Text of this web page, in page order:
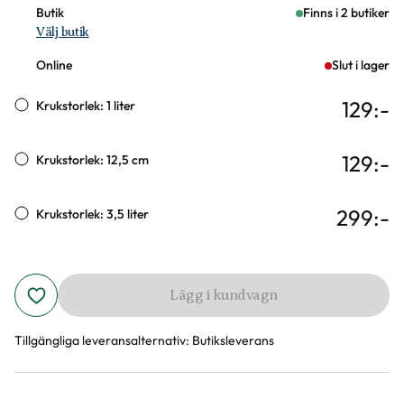
Butik Finns i 2 butiker
Välj butik
Online Slut i lager
Krukstorlek: 1 liter 129:-
Krukstorlek: 12,5 cm 129:-
Krukstorlek: 3,5 liter 299:-
Lägg i kundvagn
Tillgängliga leveransalternativ: Butiksleverans